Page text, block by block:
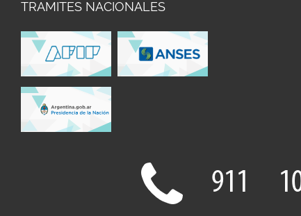
TRAMITES NACIONALES
911